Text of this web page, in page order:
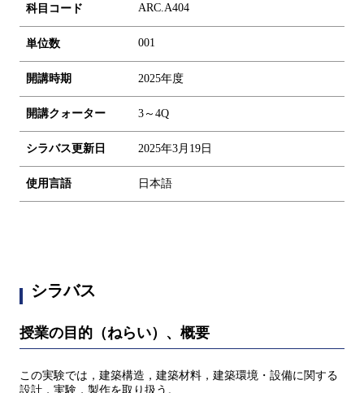
科目コード ARC.A404
単位数 001
開講時期 2025年度
開講クォーター 3～4Q
シラバス更新日 2025年3月19日
使用言語 日本語
シラバス
授業の目的（ねらい）、概要
この実験では，建築構造，建築材料，建築環境・設備に関する
設計，実験，製作を取り扱う。